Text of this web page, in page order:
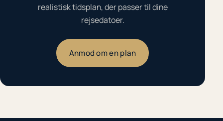
realistisk tidsplan, der passer til dine
rejsedatoer.
Anmod om en plan